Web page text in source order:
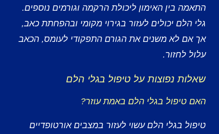
התאמה בין האימון ליכולת הרקמה וגורמים נוספים.
גלי הלם יכולים לעזור בגירוי מקומי ובהפחתת כאב,
אך אם לא משנים את הגורם התפקודי לעומס, הכאב
עלול לחזור.
שאלות נפוצות על טיפול בגלי הלם
האם טיפול בגלי הלם באמת עוזר?
טיפול בגלי הלם עשוי לעזור במצבים אורטופדיים